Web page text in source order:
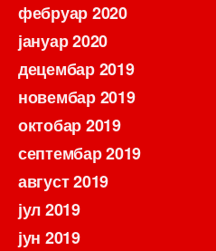
фебруар 2020
јануар 2020
децембар 2019
новембар 2019
октобар 2019
септембар 2019
август 2019
јул 2019
јун 2019